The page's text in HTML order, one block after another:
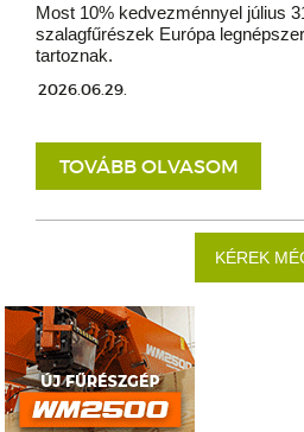
Most 10% kedvezménnyel július
szalagfűrészek Európa
tartoznak.
2026.06.29.
TOVÁBB OLVASOM
KÉREK